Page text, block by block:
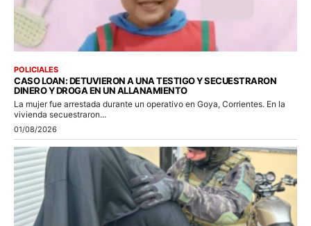
POLICIALES
CASO LOAN: DETUVIERON A UNA TESTIGO Y SECUESTRARON
DINERO Y DROGA EN UN ALLANAMIENTO
La mujer fue arrestada durante un operativo en Goya, Corrientes. En la
vivienda secuestraron...
01/08/2026